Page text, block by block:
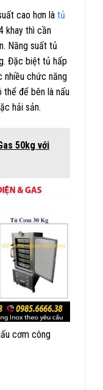
cao hơn là tủ
khay thì cần
Năng suất tủ
Đặc biệt tủ hấp
chức năng
thể để bên là nấu
hải sản.
50kg với
cơm công